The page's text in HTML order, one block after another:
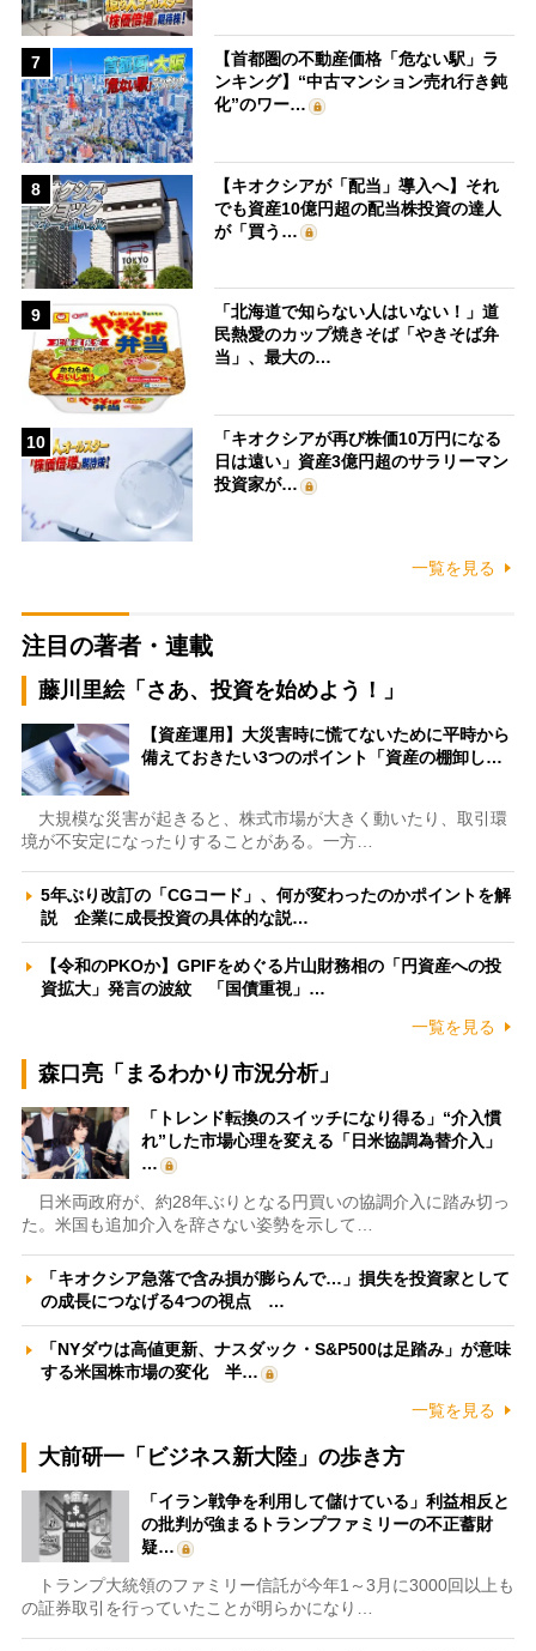
7
【首都圏の不動産価格「危ない駅」ラ
ンキング】“中古マンション売れ行き鈍
化”のワー…
8
【キオクシアが「配当」導入へ】それ
でも資産10億円超の配当株投資の達人
が「買う…
9
「北海道で知らない人はいない！」道
民熱愛のカップ焼きそば「やきそば弁
当」、最大の…
10
「キオクシアが再び株価10万円になる
日は遠い」資産3億円超のサラリーマン
投資家が…
一覧を見る
注目の著者・連載
藤川里絵「さあ、投資を始めよう！」
【資産運用】大災害時に慌てないために平時から
備えておきたい3つのポイント「資産の棚卸し…
大規模な災害が起きると、株式市場が大きく動いたり、取引環
境が不安定になったりすることがある。一方…
5年ぶり改訂の「CGコード」、何が変わったのかポイントを解
説 企業に成長投資の具体的な説…
【令和のPKOか】GPIFをめぐる片山財務相の「円資産への投
資拡大」発言の波紋 「国債重視」…
一覧を見る
森口亮「まるわかり市況分析」
「トレンド転換のスイッチになり得る」“介入慣
れ”した市場心理を変える「日米協調為替介入」
…
日米両政府が、約28年ぶりとなる円買いの協調介入に踏み切っ
た。米国も追加介入を辞さない姿勢を示して…
「キオクシア急落で含み損が膨らんで…」損失を投資家として
の成長につなげる4つの視点 …
「NYダウは高値更新、ナスダック・S&P500は足踏み」が意味
する米国株市場の変化 半…
一覧を見る
大前研一「ビジネス新大陸」の歩き方
「イラン戦争を利用して儲けている」利益相反と
の批判が強まるトランプファミリーの不正蓄財
疑…
トランプ大統領のファミリー信託が今年1～3月に3000回以上も
の証券取引を行っていたことが明らかになり…